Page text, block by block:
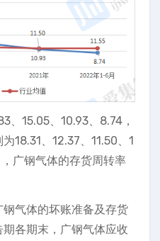
、15.05、10.93、8.74，
18.31、12.37、11.50、1
广钢气体的存货周转率
气体的坏账准备及存货
各期末，广钢气体应收